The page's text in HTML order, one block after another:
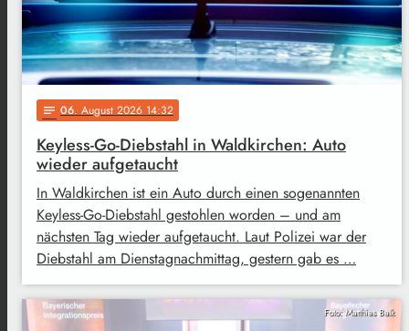
notes 06. August 2026 14:32
Keyless-Go-Diebstahl in Waldkirchen: Auto
wieder aufgetaucht
In Waldkirchen ist ein Auto durch einen sogenannten
Keyless-Go-Diebstahl gestohlen worden – und am
nächsten Tag wieder aufgetaucht. Laut Polizei war der
Diebstahl am Dienstagnachmittag, gestern gab es …
Foto: Matthias Balk